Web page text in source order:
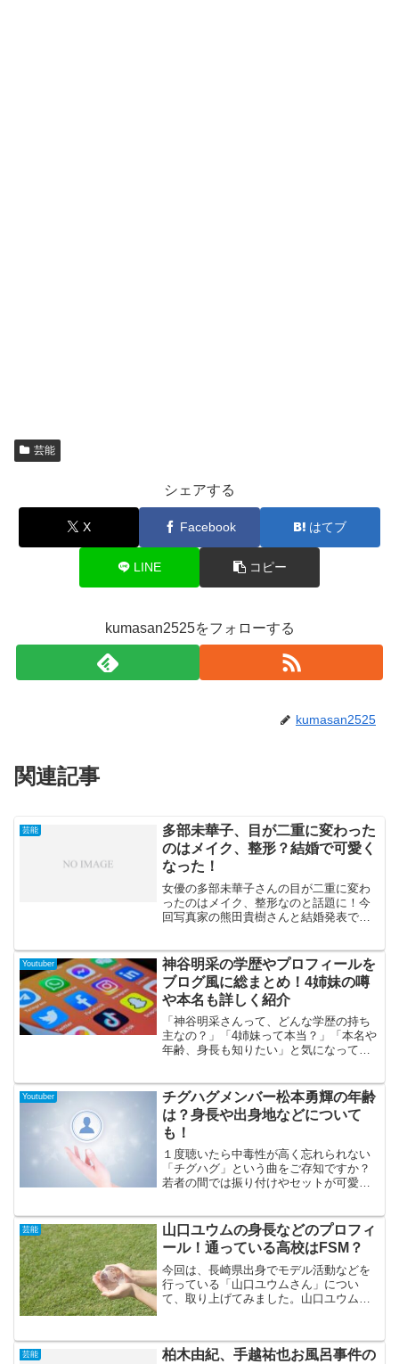
芸能
シェアする
X Facebook はてブ
LINE コピー
kumasan2525をフォローする
kumasan2525
関連記事
芸能
多部未華子、目が二重に変わった
のはメイク、整形？結婚で可愛く
なった！
女優の多部未華子さんの目が二重に変わ
ったのはメイク、整形なのと話題に！今
回写真家の熊田貴樹さんと結婚発表で、
は、メイクなのか整形なのかの真相と結
婚や可愛くなった事ににフォ...
Youtuber
神谷明采の学歴やプロフィールを
ブログ風に総まとめ！4姉妹の噂
や本名も詳しく紹介
「神谷明采さんって、どんな学歴の持ち
主なの？」「4姉妹って本当？」「本名や
年齢、身長も知りたい」と気になってい
レントとして注目を集めてきた人物で
す。ミス東大コンテスト2020でグランプ
リ、さらに翌年にはMISS OF MISS
CAMPUS QUEEN CONTEST 2021でもグ
ランプリを獲得し、一気に知名度を高め
ました。現在は芸能活動だけでなく、大
学院での学びや社会課題に関する発信で
も存在感を見せています。この記事で
歴・本名・年齢・出身・身長・Wiki風プ
ロフィール・4姉妹説まで、検索されやす
いポイントをひとつずつ整理していきま
す。
Youtuber
チグハグメンバー松本勇輝の年齢
は？身長や出身地などについて
も！
１度聴いたら中毒性が高く忘れられない
「チグハグ」という曲をご存知ですか？
若者の間では振り付けやセットが可愛
ているのは「THE SUPER FRUIT」とい
う7人グループなのですが、今回はその中
でもピーチカラーの松本勇輝さんのプロ
フィールに迫ってみます！
芸能
山口ユウムの身長などのプロフィ
ール！通っている高校はFSM？
今回は、長崎県出身でモデル活動などを
行っている「山口ユウムさん」につい
て、取り上げてみました。山口ユウムさ
Tokyo」に出演されたり、TikTokerとして
も活...
芸能
柏木由紀、手越祐也お風呂事件の